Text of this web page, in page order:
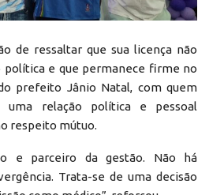
de ressaltar que sua licença não
política e que permanece firme no
prefeito Jânio Natal, com quem
uma relação política e pessoal
respeito mútuo.
e parceiro da gestão. Não há
Trata-se de uma decisão